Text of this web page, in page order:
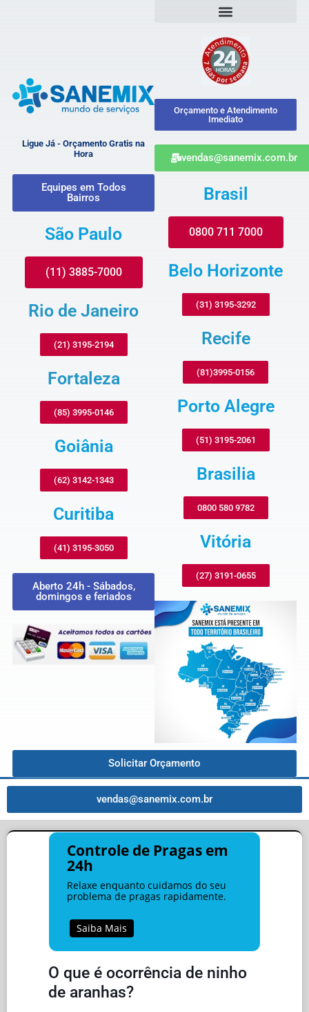
Ligue Já - Orçamento Gratis na
Hora
Equipes em Todos
Bairros
São Paulo
(11) 3885-7000
Rio de Janeiro
(21) 3195-2194
Fortaleza
(85) 3995-0146
Goiânia
(62) 3142-1343
Curitiba
(41) 3195-3050
Aberto 24h - Sábados,
domingos e feriados
Orçamento e Atendimento
Imediato
vendas@sanemix.com.br
Brasil
0800 711 7000
Belo Horizonte
(31) 3195-3292
Recife
(81)3995-0156
Porto Alegre
(51) 3195-2061
Brasilia
0800 580 9782
Vitória
(27) 3191-0655
Solicitar Orçamento
vendas@sanemix.com.br
Controle de Pragas em
24h
Relaxe enquanto cuidamos do seu
problema de pragas rapidamente.
Saiba Mais
O que é ocorrência de ninho
de aranhas?